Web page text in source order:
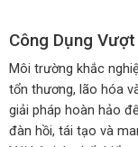
Công Dụng
Môi trường khắc
tổn thương, lão hóa
giải pháp hoàn hảo
đàn hồi, tái tạo và